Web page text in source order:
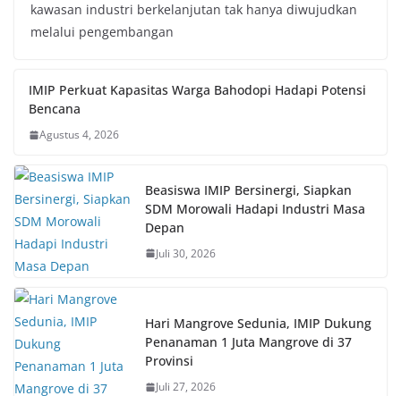
kawasan industri berkelanjutan tak hanya diwujudkan
melalui pengembangan
IMIP Perkuat Kapasitas Warga Bahodopi Hadapi Potensi
Bencana
Agustus 4, 2026
Beasiswa IMIP Bersinergi, Siapkan
SDM Morowali Hadapi Industri Masa
Depan
Juli 30, 2026
Hari Mangrove Sedunia, IMIP Dukung
Penanaman 1 Juta Mangrove di 37
Provinsi
Juli 27, 2026